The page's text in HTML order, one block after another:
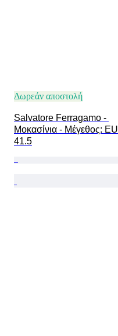
Δωρεάν αποστολή
Salvatore Ferragamo -
Μοκασίνια - Mέγεθος: EU
41.5